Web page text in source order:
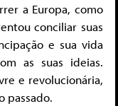
a Europa, como
conciliar suas
e sua vida
as suas ideias.
e revolucionária,
passado.